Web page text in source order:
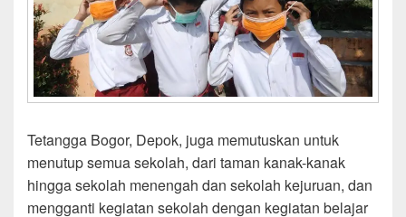
Tetangga Bogor, Depok, juga memutuskan untuk
menutup semua sekolah, dari taman kanak-kanak
hingga sekolah menengah dan sekolah kejuruan, dan
mengganti kegiatan sekolah dengan kegiatan belajar